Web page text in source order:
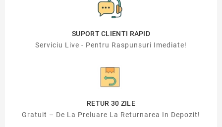
SUPORT CLIENTI RAPID
Serviciu Live - Pentru Raspunsuri Imediate!
RETUR 30 ZILE
Gratuit – De La Preluare La Returnarea In Depozit!